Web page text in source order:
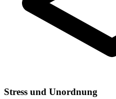
Stress und Unordnung